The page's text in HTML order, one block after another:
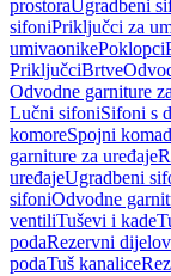
prostoraUgradbeni
sifoniPriključci za
umivaonikePoklopci
PriključciBrtve
Odvodne garniture
Lučni sifoniSifoni s
komoreSpojni
garniture za uređaje
uređajeUgradbeni
sifoniOdvodne
ventiliTuševi i kade
podaRezervni
podaTuš kanalice